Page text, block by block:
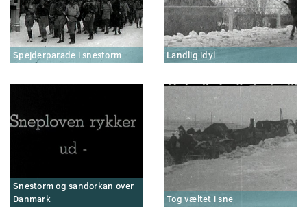
Spejderparade i snestorm Landlig idyl
Snestorm og sandorkan over
Danmark
Tog væltet i sne